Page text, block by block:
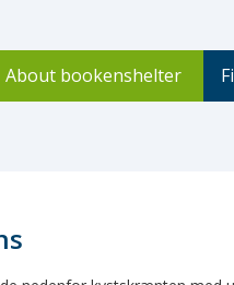
About bookenshelter